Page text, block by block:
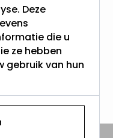
Deze
die u
ze hebben
gebruik van hun